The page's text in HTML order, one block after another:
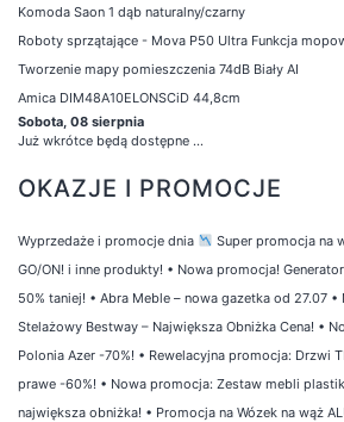
Komoda Saon 1 dąb naturalny/czarny
Roboty sprzątające - Mova P50 Ultra Funkcja
Tworzenie mapy pomieszczenia 74dB Biały AI
Amica DIM48A10ELONSCiD 44,8cm
Sobota, 08 sierpnia
Już wkrótce będą dostępne ...
OKAZJE I PROMOCJE
Wyprzedaże i promocje dnia
Super promocja na
GO/ON! i inne produkty! • Nowa promocja!
50% taniej! • Abra Meble – nowa gazetka od 27.07 •
Stelażowy Bestway – Największa Obniżka Cena! •
Polonia Azer -70%! • Rewelacyjna promocja: Drzwi
prawe -60%! • Nowa promocja: Zestaw mebli
największa obniżka! • Promocja na Wózek na wąż